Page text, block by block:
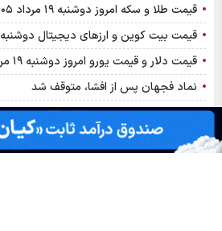
قیمت طلا و سکه امروز دوشنبه ۱۹ مرداد ۱۴۰۵
قیمت بیت کوین و ارز‌های دیجیتال دوشنبه ۱۹ مرداد ۱۴۰۵
قیمت دلار و قیمت یورو امروز دوشنبه ۱۹ مرداد ۱۴۰۵
نماد فجهان پس از افشا، متوقف شد
افشای اطلاعات گروه ب؛ توقف نماد وحافظ
افشای اطلاعات گروه ب، توقف نماد وثوق